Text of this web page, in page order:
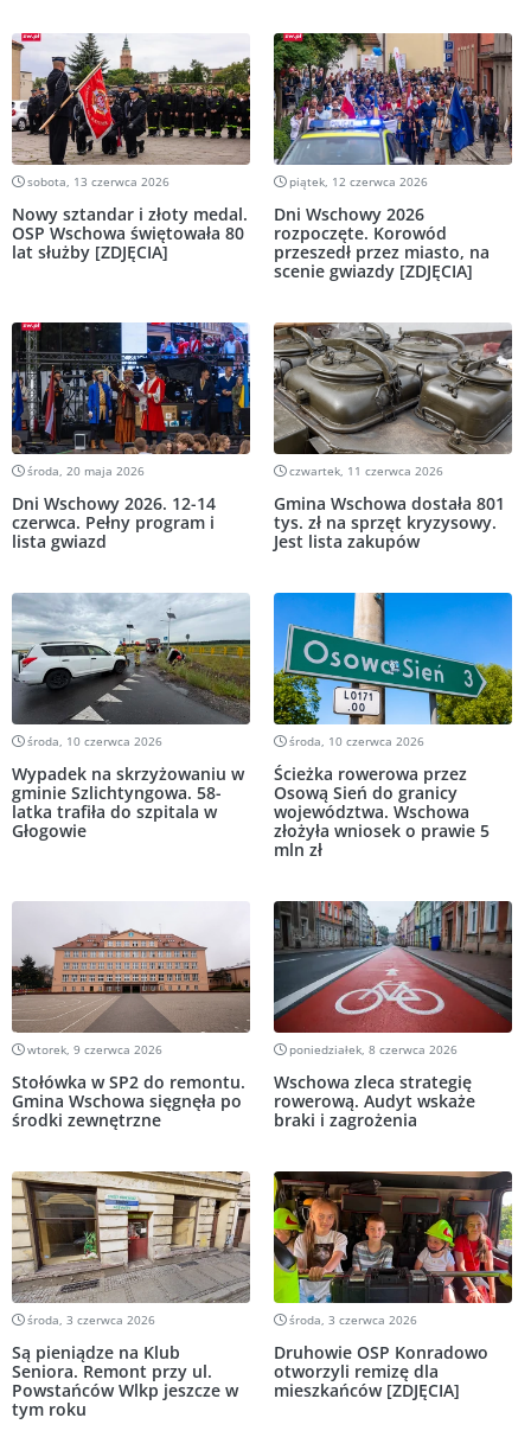
sobota, 13 czerwca 2026
Nowy sztandar i złoty medal.
OSP Wschowa świętowała 80
lat służby [ZDJĘCIA]
piątek, 12 czerwca 2026
Dni Wschowy 2026
rozpoczęte. Korowód
przeszedł przez miasto, na
scenie gwiazdy [ZDJĘCIA]
środa, 20 maja 2026
Dni Wschowy 2026. 12-14
czerwca. Pełny program i
lista gwiazd
czwartek, 11 czerwca 2026
Gmina Wschowa dostała 801
tys. zł na sprzęt kryzysowy.
Jest lista zakupów
środa, 10 czerwca 2026
Wypadek na skrzyżowaniu w
gminie Szlichtyngowa. 58-
latka trafiła do szpitala w
Głogowie
środa, 10 czerwca 2026
Ścieżka rowerowa przez
Osową Sień do granicy
województwa. Wschowa
złożyła wniosek o prawie 5
mln zł
wtorek, 9 czerwca 2026
Stołówka w SP2 do remontu.
Gmina Wschowa sięgnęła po
środki zewnętrzne
poniedziałek, 8 czerwca 2026
Wschowa zleca strategię
rowerową. Audyt wskaże
braki i zagrożenia
środa, 3 czerwca 2026
Są pieniądze na Klub
Seniora. Remont przy ul.
Powstańców Wlkp jeszcze w
tym roku
środa, 3 czerwca 2026
Druhowie OSP Konradowo
otworzyli remizę dla
mieszkańców [ZDJĘCIA]